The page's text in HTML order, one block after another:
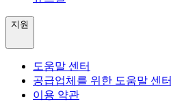
지원
도움말 센터
공급업체를 위한 도움말 센터
이용 약관